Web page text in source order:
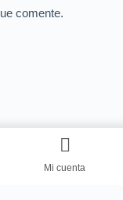
comente.
Mi cuenta